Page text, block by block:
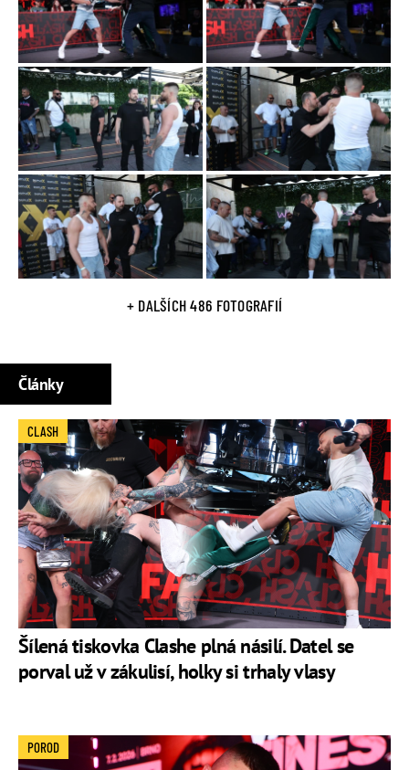
youtuber Jan Svěcený alias Jenis. Nějakou dobu byl ve
vztahu s youtuberkou Duckie. Rozešel se s ní v roce 2018. V
létě 2020 se pochlubil vztahem s blonďatou krasavicí
Anetou Kurkovou. Vztah jim však vydržel jen pár měsíců.
Profily na sociálních sítích
YouTube Datel
Instagram Marek Valášek
V polovině března 2021 měl jeho instagramový profil
datel_marek 302 tisíc sledujících. Ve stejné době měl jeho
YouTube kanál DATEL přes 543 tisíc odběratelů.
+ DALŠÍCH 486 FOTOGRAFIÍ
Články
Šílená tiskovka Clashe plná násilí. Datel se
porval už v zákulisí, holky si trhaly vlasy
CLASH
POROD